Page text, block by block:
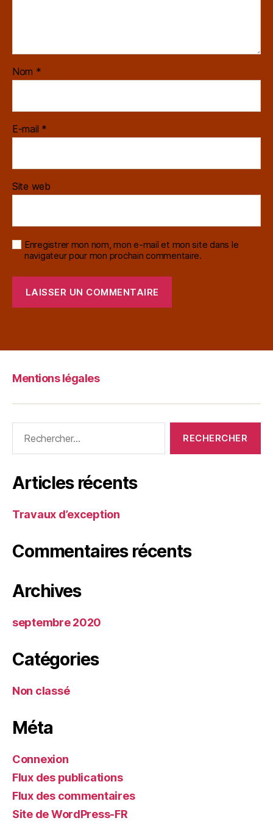
Nom *
E-mail *
Site web
Enregistrer mon nom, mon e-mail et mon site dans le
navigateur pour mon prochain commentaire.
Mentions légales
Articles récents
Travaux d’exception
Commentaires récents
Archives
septembre 2020
Catégories
Non classé
Méta
Connexion
Flux des publications
Flux des commentaires
Site de WordPress-FR